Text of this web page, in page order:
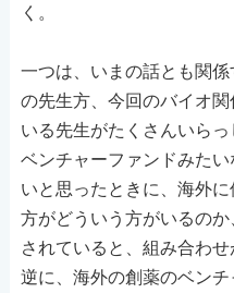
く。
一つは、いまの話とも関
の先生方、今回のバイオ
いる先生がたくさんいら
ベンチャーファンドみた
いと思ったときに、海外
方がどういう方がいるの
されていると、組み合わせ
逆に、海外の創薬のベン